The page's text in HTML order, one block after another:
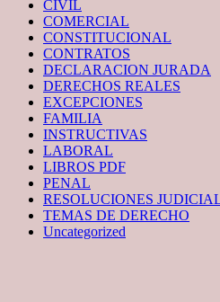
CIVIL
COMERCIAL
CONSTITUCIONAL
CONTRATOS
DECLARACION JURADA
DERECHOS REALES
EXCEPCIONES
FAMILIA
INSTRUCTIVAS
LABORAL
LIBROS PDF
PENAL
RESOLUCIONES
TEMAS DE DERECHO
Uncategorized